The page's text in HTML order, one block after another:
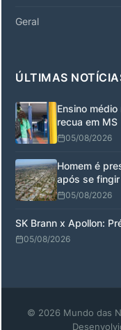
Geral
ÚLTIMAS
Ensino
recua em MS
05/08/2026
Homem é
após se
05/08/2026
SK Brann x Apollon:
05/08/2026
© 2026 Mundo das